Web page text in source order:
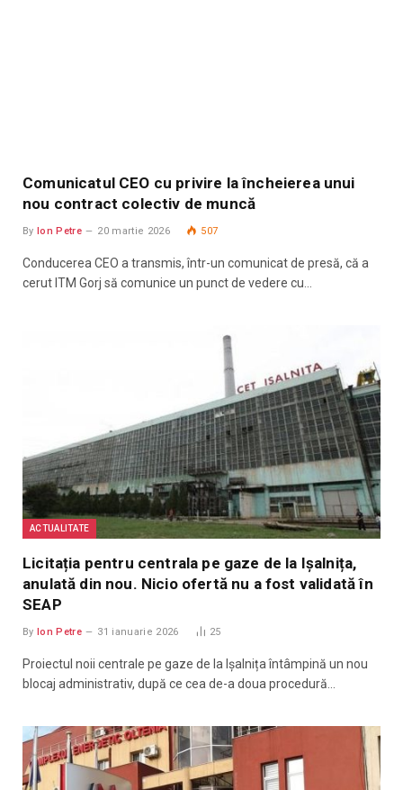
Comunicatul CEO cu privire la încheierea unui
nou contract colectiv de muncă
By Ion Petre 20 martie 2026 507
Conducerea CEO a transmis, într-un comunicat de presă, că a
cerut ITM Gorj să comunice un punct de vedere cu…
ACTUALITATE
Licitația pentru centrala pe gaze de la Ișalnița,
anulată din nou. Nicio ofertă nu a fost validată în
SEAP
By Ion Petre 31 ianuarie 2026 25
Proiectul noii centrale pe gaze de la Ișalnița întâmpină un nou
blocaj administrativ, după ce cea de-a doua procedură…